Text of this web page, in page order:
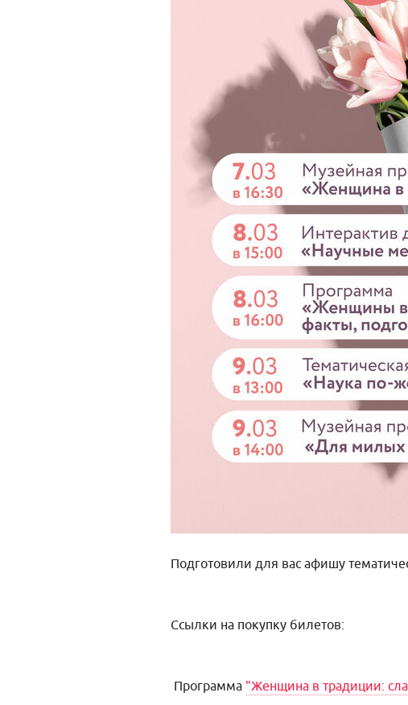
Подготовили для вас афишу
Ссылки на покупку билетов:
Программа "Женщина в традиции: